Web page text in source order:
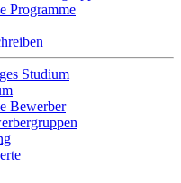
Programme
Studium
Bewerber